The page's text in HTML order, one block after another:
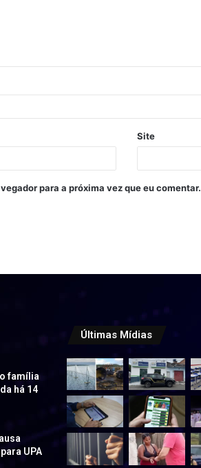
Site
para a próxima vez que eu comentar.
família
há 14
UPA
Últimas Mídias